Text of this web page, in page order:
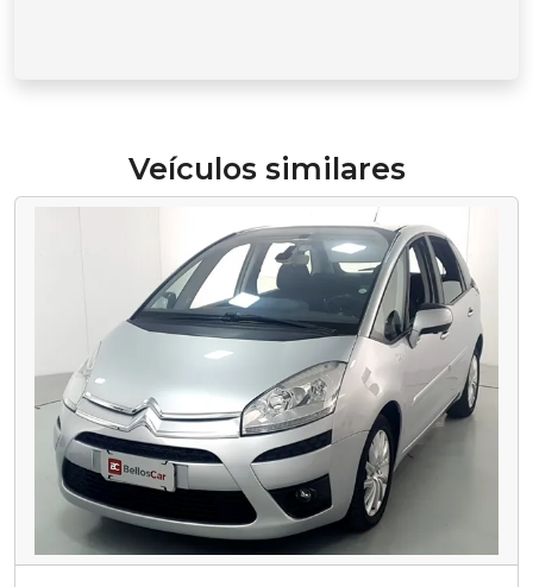
Veículos similares